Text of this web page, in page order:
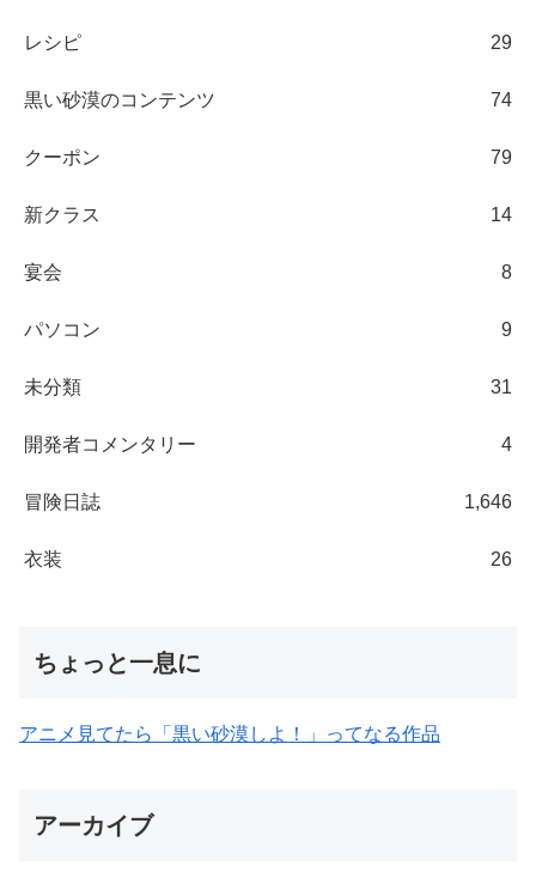
レシピ 29
黒い砂漠のコンテンツ 74
クーポン 79
新クラス 14
宴会 8
パソコン 9
未分類 31
開発者コメンタリー 4
冒険日誌 1,646
衣装 26
ちょっと一息に
アニメ見てたら「黒い砂漠しよ！」ってなる作品
アーカイブ